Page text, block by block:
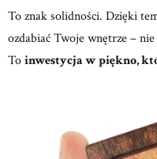
To znak solidności. Dzięki
ozdabiać Twoje wnętrze –
To inwestycja w piękno,